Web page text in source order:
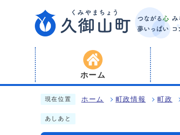
ホーム
現在位置 ホーム 町政情報 町政
あしあと